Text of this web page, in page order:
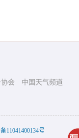
会 中国天气频道
11041400134号